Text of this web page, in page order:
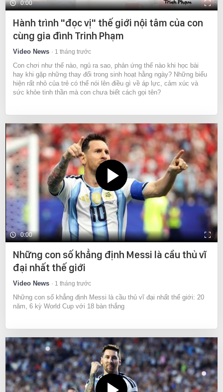
0:00
Hành trình "đọc vị" thế giới nội tâm của con
cùng gia đình Trinh Phạm
Video News 1 tháng trước
Con chơi như thế nào, ngủ ra sao, phản ứng thế nào khi học bài
hay khi gặp những thay đổi trong sinh hoạt hằng ngày? Những biểu
hiện rất nhỏ của trẻ có thể nói lên điều gì về áp lực, cảm xúc và
sức khỏe tinh thần mà con chưa biết cách gọi tên?
0:00
Những con số khẳng định Messi là cầu thủ vĩ
đại nhất thế giới
Video News 1 tháng trước
Những con số khẳng định Messi là cầu thủ vĩ đại nhất thế giới: 20
năm, 6 kỳ World Cup với 18 bàn thắng